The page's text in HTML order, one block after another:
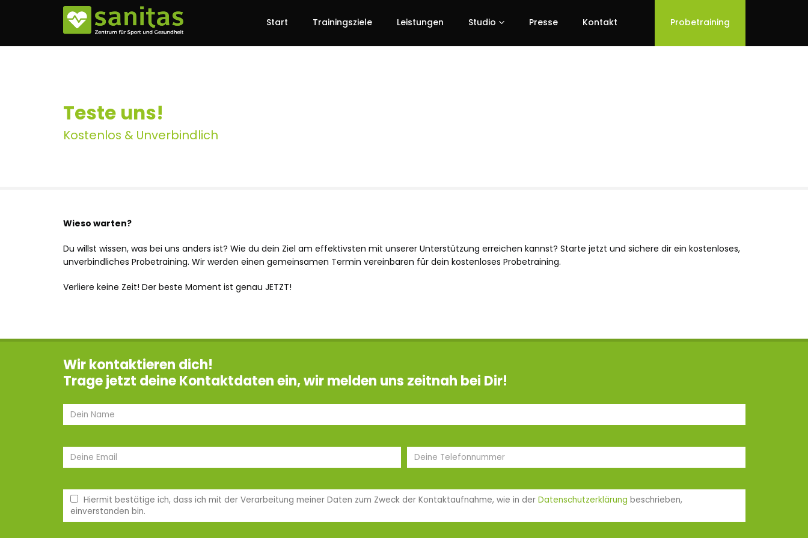
Start Trainingsziele Leistungen Studio Presse Kontakt Probetraining
Teste uns!
Kostenlos & Unverbindlich
Wieso warten?
Du willst wissen, was bei uns anders ist? Wie du dein Ziel am effektivsten mit unserer Unterstützung erreichen kannst? Starte jetzt und sichere dir ein kostenloses,
unverbindliches Probetraining. Wir werden einen gemeinsamen Termin vereinbaren für dein kostenloses Probetraining.
Verliere keine Zeit! Der beste Moment ist genau JETZT!
Wir kontaktieren dich!
Trage jetzt deine Kontaktdaten ein, wir melden uns zeitnah bei Dir!
Hiermit bestätige ich, dass ich mit der Verarbeitung meiner Daten zum Zweck der Kontaktaufnahme, wie in der Datenschutzerklärung beschrieben,
einverstanden bin.